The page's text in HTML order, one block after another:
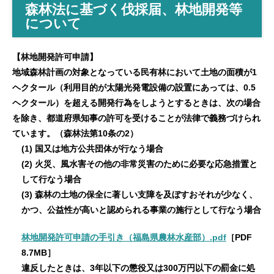
森林法に基づく伐採届、林地開発等
について
【林地開発許可申請】
地域森林計画の対象となっている民有林において土地の面積が1
ヘクタール（利用目的が太陽光発電設備の設置にあっては、0.5
ヘクタール） を超える開発行為をしようとするときは、次の場合
を除き、都道府県知事の許可を受けることが法律で義務づけられ
ています。（森林法第10条の2）
(1) 国又は地方公共団体が行なう場合
(2) 火災、風水害その他の非常災害のために必要な応急措置と
して行なう場合
(3) 森林の土地の保全に著しい支障を及ぼすおそれが少なく、
かつ、公益性が高いと認められる事業の施行として行なう場合
林地開発許可申請の手引き（福島県農林水産部）.pdf ［PDF
8.7MB］
違反したときは、3年以下の懲役又は300万円以下の罰金に処